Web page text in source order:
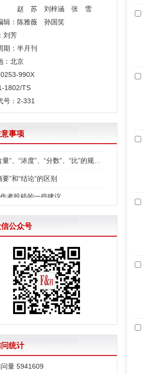
苏 刘梓涵 张 雪
辑：陈雅薇 孙国笑
刘芳
期：半月刊
：北京
990X
1802/TS
号：2-331
事项
规范
“含量”、“浓度”、“分数”、“比”的规范用法
要”和“结论”的区别
作者投稿的一些建议
文题及摘要写作要求
常用限制性内切酶和DNA聚合酶外文字符的规范编排
关微生物名称的一些说明
公众号
统计
量 5941609